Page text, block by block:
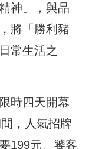
神」，與品
將「勝利豬
常生活之
時四天開幕
，人氣招牌
199元、饕客